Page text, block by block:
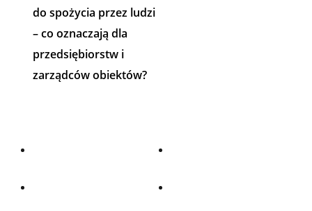
do spożycia przez ludzi
– co oznaczają dla
przedsiębiorstw i
zarządców obiektów?